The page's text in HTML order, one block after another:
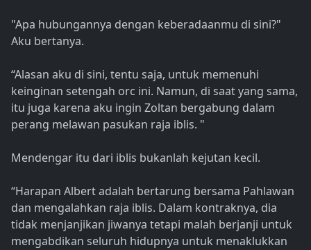
"Apa hubungannya dengan keberadaanmu di sini?"
Aku bertanya.
“Alasan aku di sini, tentu saja, untuk memenuhi
keinginan setengah orc ini. Namun, di saat yang sama,
itu juga karena aku ingin Zoltan bergabung dalam
perang melawan pasukan raja iblis. "
Mendengar itu dari iblis bukanlah kejutan kecil.
“Harapan Albert adalah bertarung bersama Pahlawan
dan mengalahkan raja iblis. Dalam kontraknya, dia
tidak menjanjikan jiwanya tetapi malah berjanji untuk
mengabdikan seluruh hidupnya untuk menaklukkan